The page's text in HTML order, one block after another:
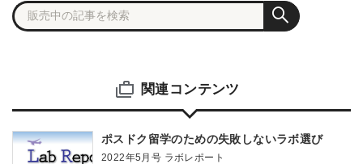
関連コンテンツ
ポスドク留学のための失敗しないラボ選び
2022年5月号 ラボレポート